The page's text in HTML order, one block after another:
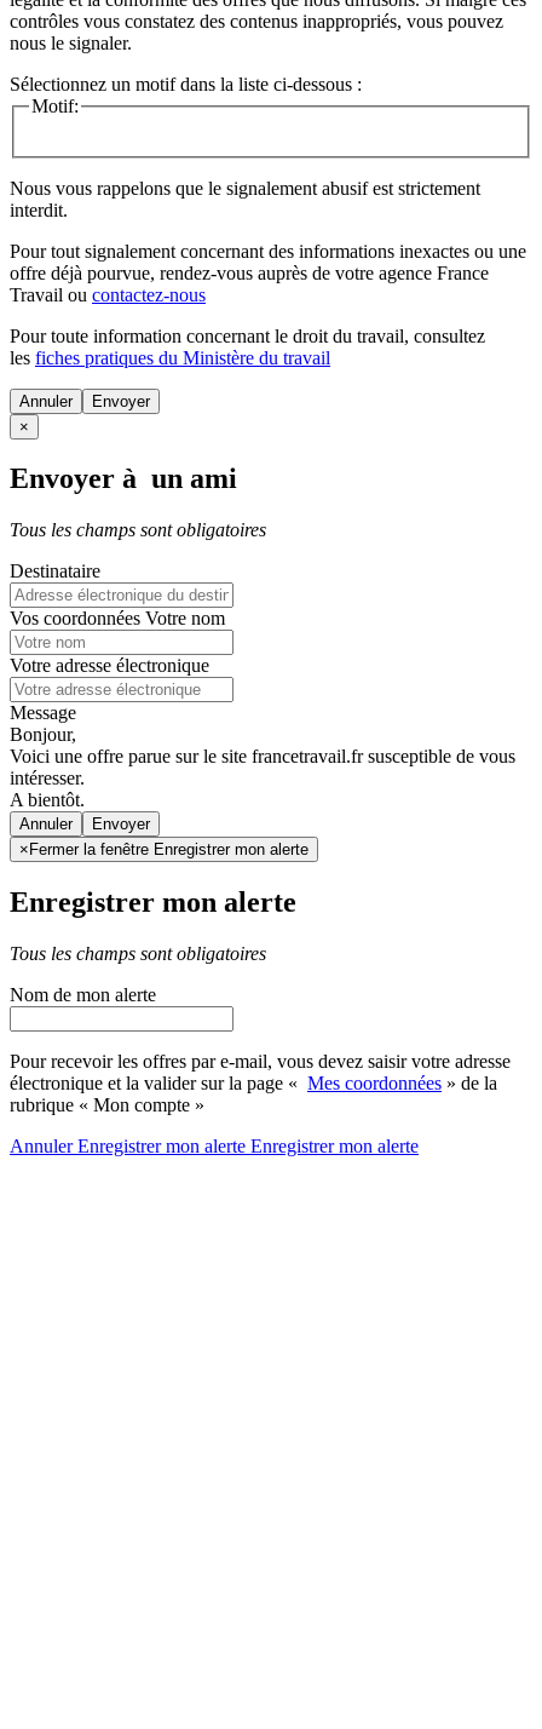
contrôles vous constatez des contenus inappropriés, vous pouvez
nous le signaler.
Sélectionnez un motif dans la liste ci-dessous :
Motif:
Nous vous rappelons que le signalement abusif est strictement
interdit.
Pour tout signalement concernant des informations inexactes ou une
offre déjà pourvue, rendez-vous auprès de votre agence France
Travail ou contactez-nous
Pour toute information concernant le droit du travail, consultez
les fiches pratiques du Ministère du travail
Annuler
×
Envoyer à un ami
Tous les champs sont obligatoires
Destinataire
Vos coordonnées Votre nom
Votre adresse électronique
Message
Bonjour,
Voici une offre parue sur le site francetravail.fr susceptible de vous
intéresser.
A bientôt.
Annuler
× Fermer la fenêtre Enregistrer mon alerte
Enregistrer mon alerte
Tous les champs sont obligatoires
Nom de mon alerte
Pour recevoir les offres par e-mail, vous devez saisir votre adresse
électronique et la valider sur la page « Mes coordonnées » de la
rubrique « Mon compte »
AnnulerEnregistrer mon alerte Enregistrermon alerte